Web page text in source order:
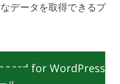
データを取得できるプ
for WordPress